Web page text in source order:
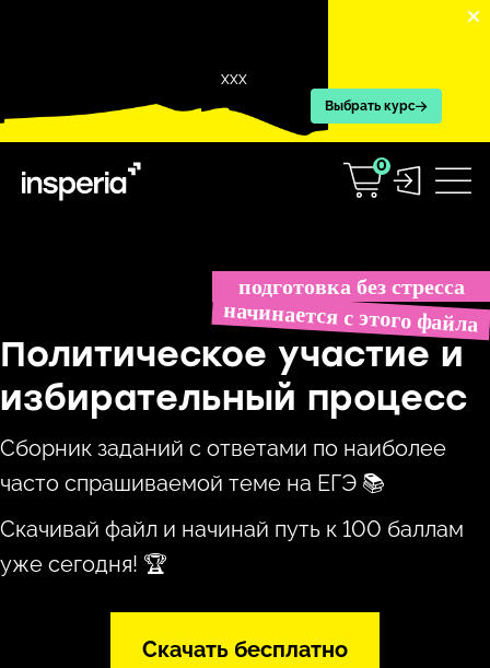
XXX
Выбрать курс
0
подготовка без стресса
начинается с этого файла
Политическое участие и
избирательный процесс
Сборник заданий с ответами по наиболее
часто спрашиваемой теме на ЕГЭ 📚
Скачивай файл и начинай путь к 100 баллам
уже сегодня! 🏆
Скачать бесплатно